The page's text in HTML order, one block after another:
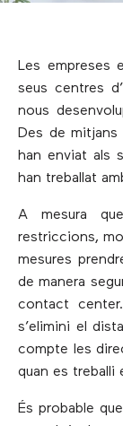
Les empreses
seus centres
nous
Des de mitjans
han enviat als
han treballat
A mesura
restriccions,
mesures
de manera
contact
s’elimini el
compte les
quan es treballi
És probable